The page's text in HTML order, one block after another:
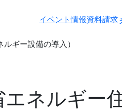
イベント情報資料請求
ギー設備の導入）
ネルギー